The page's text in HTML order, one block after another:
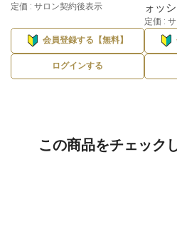
定価 : サロン契約後表示
会員登録する【無料】
ログインする
ォッ
定価 :
この商品をチェック